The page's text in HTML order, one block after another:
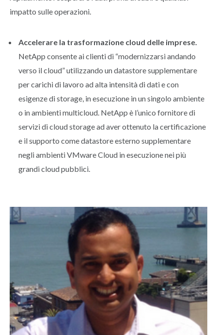
impatto sulle operazioni.
Accelerare la trasformazione cloud delle imprese.
NetApp consente ai clienti di “modernizzarsi andando
verso il cloud” utilizzando un datastore supplementare
per carichi di lavoro ad alta intensità di dati e con
esigenze di storage, in esecuzione in un singolo ambiente
o in ambienti multicloud. NetApp è l’unico fornitore di
servizi di cloud storage ad aver ottenuto la certificazione
e il supporto come datastore esterno supplementare
negli ambienti VMware Cloud in esecuzione nei più
grandi cloud pubblici.